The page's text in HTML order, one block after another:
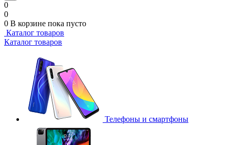
0
0
0 В корзине пока пусто
Каталог товаров
Каталог товаров
Телефоны и смартфоны